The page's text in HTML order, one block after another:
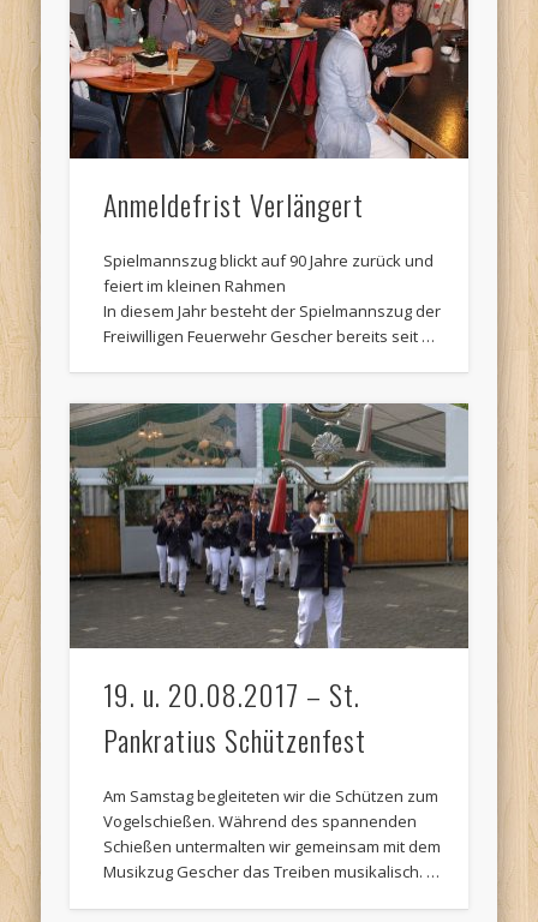
Termine:
Anmeldefrist Verlängert
Spielmannszug blickt auf 90 Jahre zurück und
feiert im kleinen Rahmen
In diesem Jahr besteht der Spielmannszug der
Freiwilligen Feuerwehr Gescher bereits seit …
19. u. 20.08.2017 – St.
Pankratius Schützenfest
Am Samstag begleiteten wir die Schützen zum
Vogelschießen. Während des spannenden
Schießen untermalten wir gemeinsam mit dem
Musikzug Gescher das Treiben musikalisch. …